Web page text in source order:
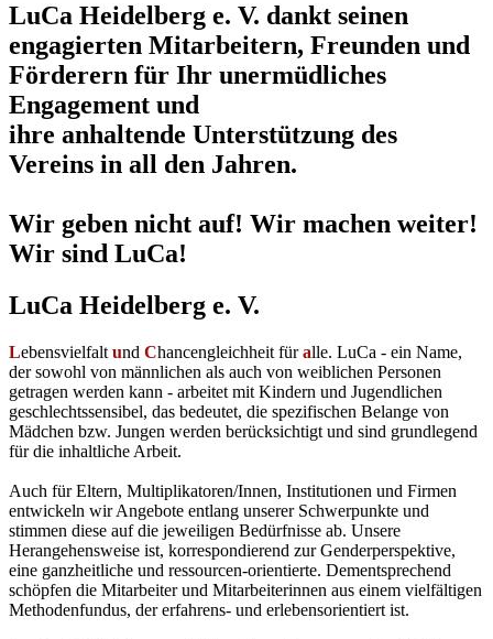
LuCa Heidelberg e. V. dankt seinen
engagierten Mitarbeitern, Freunden und
Förderern für Ihr unermüdliches
Engagement und
ihre anhaltende Unterstützung des
Vereins in all den Jahren.
Wir geben nicht auf! Wir machen weiter!
Wir sind LuCa!
LuCa Heidelberg e. V.
Lebensvielfalt und Chancengleichheit füralle. LuCa - ein Name,
der sowohl von männlichen als auch von weiblichen Personen
getragen werden kann - arbeitet mit Kindern und Jugendlichen
geschlechtssensibel, das bedeutet, die spezifischen Belange von
Mädchen bzw. Jungen werden berücksichtigt und sind grundlegend
für die inhaltliche Arbeit.
Auch für Eltern, Multiplikatoren/Innen, Institutionen und Firmen
entwickeln wir Angebote entlang unserer Schwerpunkte und
stimmen diese auf die jeweiligen Bedürfnisse ab. Unsere
Herangehensweise ist, korrespondierend zur Genderperspektive,
eine ganzheitliche und ressourcen-orientierte. Dementsprechend
schöpfen die Mitarbeiter und Mitarbeiterinnen aus einem vielfältigen
Methodenfundus, der erfahrens- und erlebensorientiert ist.